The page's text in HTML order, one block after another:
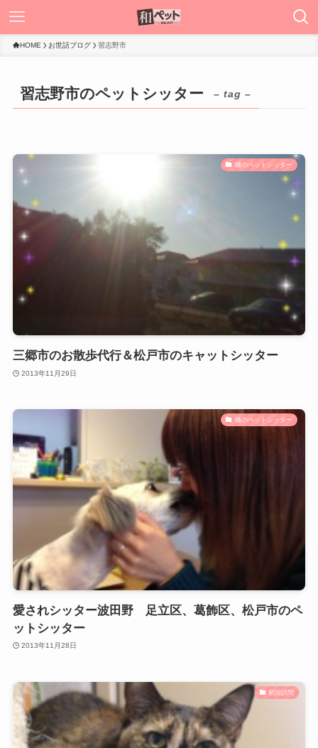
HOME お世話ブログ 習志野市
習志野市のペットシッター – tag –
猫のペットシッター
三郷市のお散歩代行＆松戸市のキャットシッター
2013年11月29日
猫のペットシッター
愛されシッター波田野 足立区、葛飾区、松戸市のペ
ットシッター
2013年11月28日
初回訪問